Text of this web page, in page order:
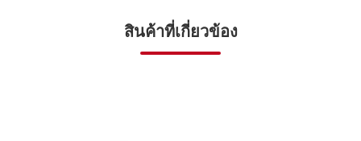
สินค้าที่เกี่ยวข้อง